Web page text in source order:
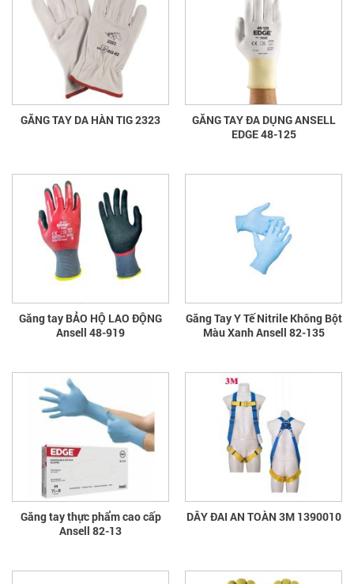
GĂNG TAY DA HÀN TIG 2323
GĂNG TAY ĐA DỤNG ANSELL
EDGE 48-125
Găng tay BẢO HỘ LAO ĐỘNG
Ansell 48-919
Găng Tay Y Tế Nitrile Không Bột
Màu Xanh Ansell 82-135
Găng tay thực phẩm cao cấp
Ansell 82-13
DÂY ĐAI AN TOÀN 3M 1390010